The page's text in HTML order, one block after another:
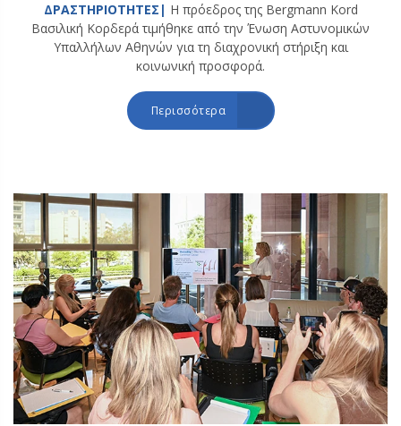
ΔΡΑΣΤΗΡΙΟΤΗΤΕΣ| Η πρόεδρος της Bergmann Kord
Βασιλική Κορδερά τιμήθηκε από την Ένωση Αστυνομικών
Υπαλλήλων Αθηνών για τη διαχρονική στήριξη και
κοινωνική προσφορά.
Περισσότερα